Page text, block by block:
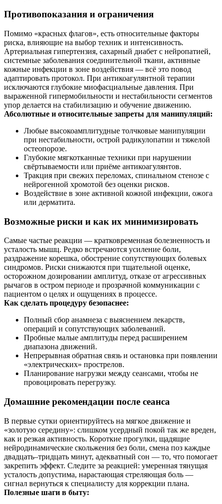
Противопоказания и ограничения
Помимо «красных флагов», есть относительные факторы
риска, влияющие на выбор техник и интенсивность.
Артериальная гипертензия, сахарный диабет с нейропатией,
системные заболевания соединительной ткани, активные
кожные инфекции в зоне воздействия — всё это повод
адаптировать протокол. При антикоагулянтной терапии
исключаются глубокие миофасциальные давления. При
выраженной гипермобильности и нестабильности сегментов
упор делается на стабилизацию и обучение движению.
Абсолютные и относительные запреты для манипуляций:
Любые высокоамплитудные толчковые манипуляции
при нестабильности, острой радикулопатии и тяжелой
остеопорозе.
Глубокие мягкотканные техники при нарушении
свёртываемости или приёме антикоагулянтов.
Тракция при свежих переломах, спинальном стенозе с
нейрогенной хромотой без оценки рисков.
Воздействие в зоне активной кожной инфекции, ожога
или дерматита.
Возможные риски и как их минимизировать
Самые частые реакции — кратковременная болезненность и
усталость мышц. Редко встречаются усиление боли,
раздражение корешка, обострение сопутствующих болевых
синдромов. Риски снижаются при тщательной оценке,
осторожном дозировании амплитуд, отказе от агрессивных
рычагов в остром периоде и прозрачной коммуникации с
пациентом о целях и ощущениях в процессе.
Как сделать процедуру безопаснее:
Полный сбор анамнеза с выяснением лекарств,
операций и сопутствующих заболеваний.
Пробные малые амплитуды перед расширением
диапазона движений.
Непрерывная обратная связь и остановка при появлении
«электрических» прострелов.
Планирование нагрузки между сеансами, чтобы не
провоцировать перегрузку.
Домашние рекомендации после сеанса
В первые сутки ориентируйтесь на мягкое движение и
«золотую середину»: слишком усердный покой так же вреден,
как и резкая активность. Короткие прогулки, щадящие
нейродинамические скольжения без боли, смена поз каждые
двадцать–тридцать минут, адекватный сон — то, что помогает
закрепить эффект. Следите за реакцией: умеренная тянущая
усталость допустима, нарастающая стреляющая боль —
сигнал вернуться к специалисту для коррекции плана.
Полезные шаги в быту: